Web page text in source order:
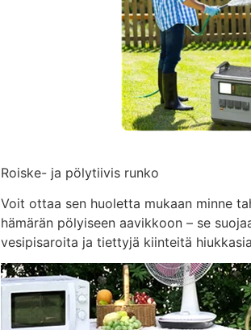
Roiske- ja pölytiivis runko
Voit ottaa sen huoletta mukaan minne
hämärän pölyiseen aavikkoon – se
vesipisaroita ja tiettyjä kiinteitä